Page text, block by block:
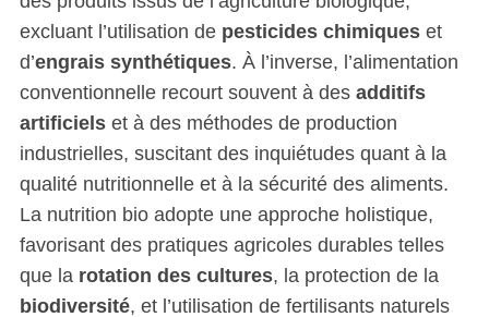
excluant l’utilisation de pesticides chimiqueset
d’engrais synthétiques. À l’inverse, l’alimentation
conventionnelle recourt souvent à des additifs
artificielset à des méthodes de production
industrielles, suscitant des inquiétudes quant à la
qualité nutritionnelle et à la sécurité des aliments.
La nutrition bio adopte une approche holistique,
favorisant des pratiques agricoles durables telles
que la rotation des cultures, la protection de la
biodiversité, et l’utilisation de fertilisants naturels